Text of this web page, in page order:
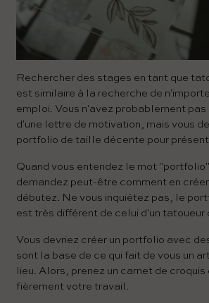
Rechercher des stages en tant que
est similaire à la recherche de
emploi. Vous n'avez probablement pas
d'une lettre de motivation, mais vous
portfolio de taille décente pour
Quand vous entendez le mot
demandez peut-être comment en
débutez. Ne vous inquiétez pas, le
est très différent de celui d'un tatoueur
Vous devriez créer un portfolio avec
sont la base de ce qui fait de vous un
lieu. Alors, prenez un carnet de
fièrement votre travail.